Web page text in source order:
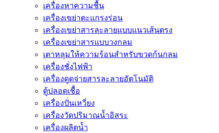
เครื่องหาความชื้น
เครื่องเขย่าตะแกรงร่อน
เครื่องเขย่าสารละลายแบบแนวเส้นตรง
เครื่องเขย่าสารแบบวงกลม
เตาหลุมให้ความร้อนสำหรับขวดก้นกลม
เครื่องชั่งไฟฟ้า
เครื่องดูดจ่ายสารละลายอัตโนมัติ
ตู้ปลอดเชื้อ
เครื่องปั่นเหวี่ยง
เครื่องวัดปริมาณน้ำอิสระ
เครื่องผลิตน้ำ